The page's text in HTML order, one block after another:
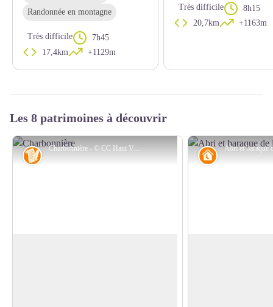
Randonnée en montagne
Très difficile
7h45
17,4km
+1129m
Très difficile
8h15
20,7km
+1163m
Les 8 patrimoines à découvrir
Charbonnière - © CC Haut Vallespir
Histoire Refuge non